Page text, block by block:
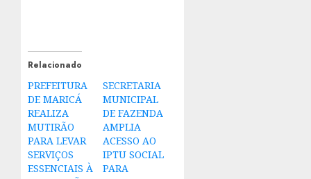
Relacionado
PREFEITURA
DE MARICÁ
REALIZA
MUTIRÃO
PARA LEVAR
SERVIÇOS
ESSENCIAIS À
SECRETARIA
MUNICIPAL
DE FAZENDA
AMPLIA
ACESSO AO
IPTU SOCIAL
PARA